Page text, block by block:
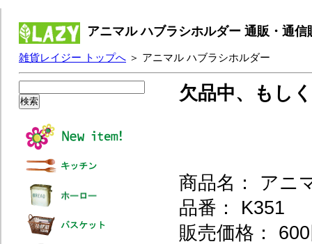
アニマル ハブラシホルダー 通販・通信
雑貨レイジー トップへ ＞ アニマル ハブラシホルダー
欠品中、もし
商品名： アニ
品番： K351
販売価格：